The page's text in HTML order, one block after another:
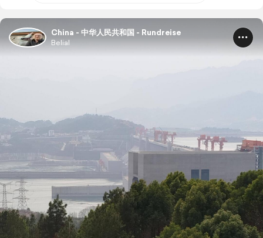
China - 中华人民共和国 - Rundreise
Belial